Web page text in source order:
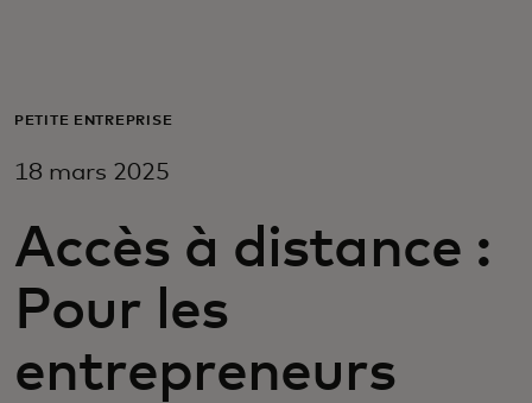
Pour les professionnels
Pour les innovateurs
Actualités et tendances
PETITE ENTREPRISE
18 mars 2025
Accès à distance :
Pour les
entrepreneurs